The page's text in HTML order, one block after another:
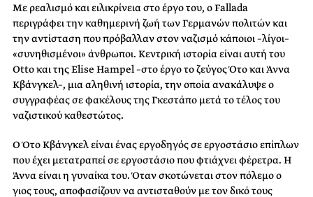
Με ρεαλισμό και ειλικρίνεια στο έργο του, ο Fallada
περιγράφει την καθημερινή ζωή των Γερμανών πολιτών και
την αντίσταση που πρόβαλλαν στον ναζισμό κάποιοι –λίγοι–
«συνηθισμένοι» άνθρωποι. Κεντρική ιστορία είναι αυτή του
Otto και της Elise Hampel –στο έργο το ζεύγος Ότο και Άννα
Κβάνγκελ–, μια αληθινή ιστορία, την οποία ανακάλυψε ο
συγγραφέας σε φακέλους της Γκεστάπο μετά το τέλος του
ναζιστικού καθεστώτος.
Ο Ότο Κβάνγκελ είναι ένας εργοδηγός σε εργοστάσιο επίπλων
που έχει μετατραπεί σε εργοστάσιο που φτιάχνει φέρετρα. Η
Άννα είναι η γυναίκα του. Όταν σκοτώνεται στον πόλεμο ο
γιος τους, αποφασίζουν να αντισταθούν με τον δικό τους